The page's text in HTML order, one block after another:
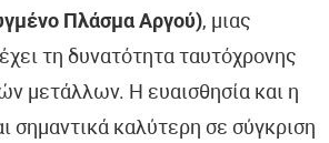
Πλάσμα Αργού), μιας
τη δυνατότητα ταυτόχρονης
μετάλλων. Η ευαισθησία και η
σημαντικά καλύτερη σε σύγκριση